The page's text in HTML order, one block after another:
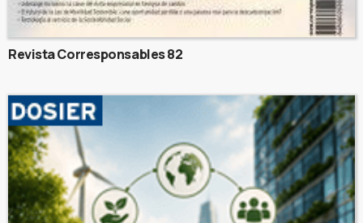
Revista Corresponsables 82